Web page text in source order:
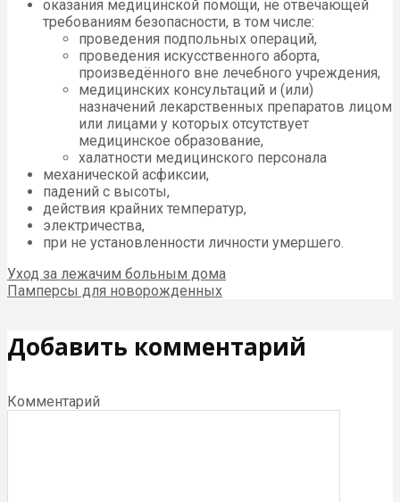
оказания медицинской помощи, не отвечающей
требованиям безопасности, в том числе:
проведения подпольных операций,
проведения искусственного аборта,
произведённого вне лечебного учреждения,
медицинских консультаций и (или)
назначений лекарственных препаратов лицом
или лицами у которых отсутствует
медицинское образование,
халатности медицинского персонала
механической асфиксии,
падений с высоты,
действия крайних температур,
электричества,
при не установленности личности умершего.
Уход за лежачим больным дома
Памперсы для новорожденных
Добавить комментарий
Комментарий